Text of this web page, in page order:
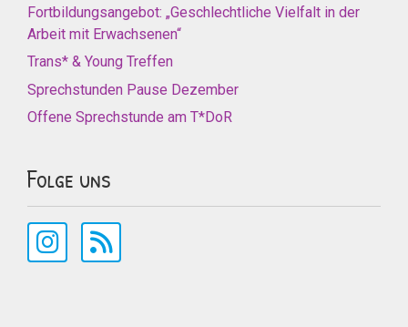
Fortbildungsangebot: „Geschlechtliche Vielfalt in der
Arbeit mit Erwachsenen“
Trans* & Young Treffen
Sprechstunden Pause Dezember
Offene Sprechstunde am T*DoR
Folge uns